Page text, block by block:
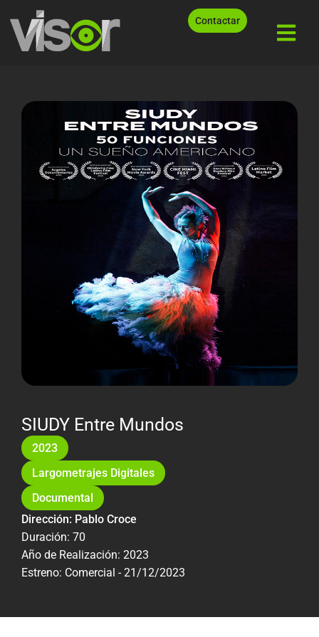
Contactar
SIUDY Entre Mundos
2023
Largometrajes Digitales
Documental
Dirección: Pablo Croce
Duración: 70
Año de Realización: 2023
Estreno: Comercial - 21/12/2023